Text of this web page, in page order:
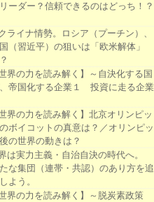
ーダー？信頼できるのはどっち！？
ライナ情勢。ロシア（プーチン）、
（習近平）の狙いは「欧米解体」
世界の力を読み解く】～自決化する国
帝国化する企業１ 投資に走る企業
世界の力を読み解く】北京オリンピッ
ボイコットの真意は？／オリンピッ
の世界の動きは？
は実力主義・自治自決の時代へ。
な集団（連帯・共認）のあり方を追
よう。
世界の力を読み解く】～脱炭素政策